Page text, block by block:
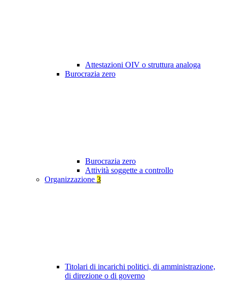
Attestazioni OIV o struttura analoga
Burocrazia zero
Burocrazia zero
Attività soggette a controllo
Organizzazione 3
Titolari di incarichi politici, di amministrazione,
di direzione o di governo